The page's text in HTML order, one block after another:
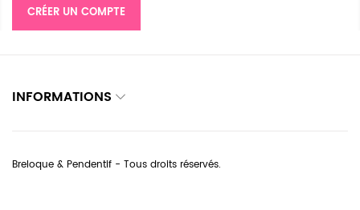
CRÉER UN COMPTE
INFORMATIONS
Breloque & Pendentif - Tous droits réservés.